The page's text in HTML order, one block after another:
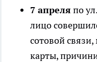
7 апреля по
лицо
сотовой
карты,